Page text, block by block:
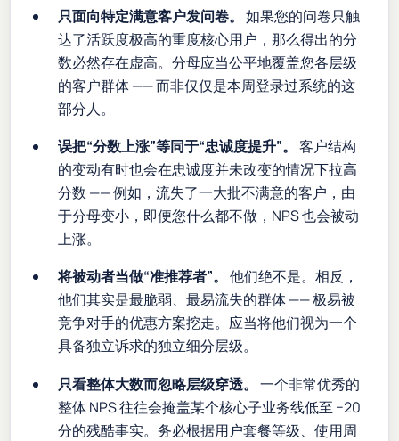
只面向特定满意客户发问卷。 如果您的问卷只触
达了活跃度极高的重度核心用户，那么得出的分
数必然存在虚高。分母应当公平地覆盖您各层级
的客户群体 —— 而非仅仅是本周登录过系统的这
部分人。
误把“分数上涨”等同于“忠诚度提升”。 客户结构
的变动有时也会在忠诚度并未改变的情况下拉高
分数 —— 例如，流失了一大批不满意的客户，由
于分母变小，即便您什么都不做，NPS 也会被动
上涨。
将被动者当做“准推荐者”。 他们绝不是。相反，
他们其实是最脆弱、最易流失的群体 —— 极易被
竞争对手的优惠方案挖走。应当将他们视为一个
具备独立诉求的独立细分层级。
只看整体大数而忽略层级穿透。 一个非常优秀的
整体 NPS 往往会掩盖某个核心子业务线低至 −20
分的残酷事实。务必根据用户套餐等级、使用周